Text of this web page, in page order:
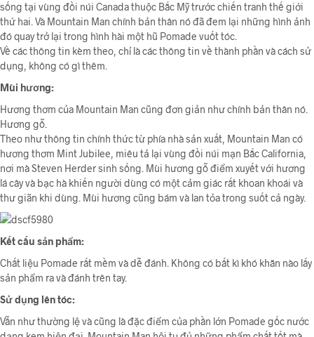
sống tại vùng đồi núi Canada thuộc Bắc Mỹ trước chiến tranh thế giới
thứ hai. Và Mountain Man chính bản thân nó đã đem lại những hình ảnh
đó quay trở lại trong hình hài một hũ Pomade vuốt tóc.
Về các thông tin kèm theo, chỉ là các thông tin về thành phần và cách sử
dụng, không có gì thêm.
Mùi hương:
Hương thơm của Mountain Man cũng đơn giản như chính bản thân nó.
Hương gỗ.
Theo như thông tin chính thức từ phía nhà sản xuất, Mountain Man có
hương thơm Mint Jubilee, miêu tả lại vùng đồi núi mạn Bắc California,
nơi mà Steven Herder sinh sống. Mùi hương gỗ điểm xuyết với hương
lá cây và bạc hà khiến người dùng có một cảm giác rất khoan khoái và
thư giãn khi dùng. Mùi hương cũng bám và lan tỏa trong suốt cả ngày.
Kết cấu sản phẩm:
Chất liệu Pomade rất mềm và dễ đánh. Không có bất kì khó khăn nào lấy
sản phẩm ra và đánh trên tay.
Sử dụng lên tóc:
Vẫn như thường lệ và cũng là đặc điểm của phần lớn Pomade gốc nước